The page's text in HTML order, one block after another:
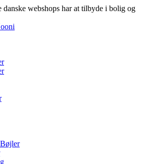
danske webshops har at tilbyde i bolig og